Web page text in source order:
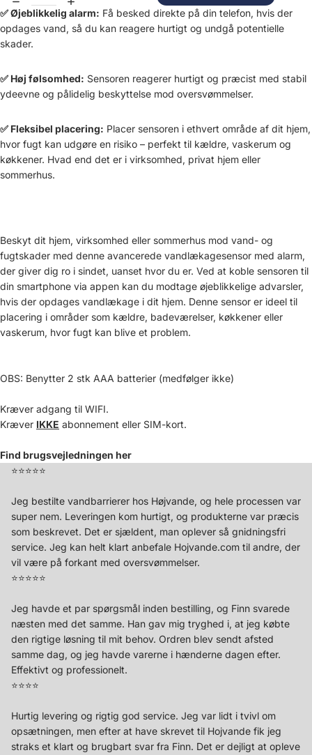
✅ Øjeblikkelig alarm: Få besked direkte på din telefon, hvis der
opdages vand, så du kan reagere hurtigt og undgå potentielle
skader.
✅ Høj følsomhed: Sensoren reagerer hurtigt og præcist med stabil
ydeevne og pålidelig beskyttelse mod oversvømmelser.
✅ Fleksibel placering: Placer sensoren i ethvert område af dit hjem,
hvor fugt kan udgøre en risiko – perfekt til kældre, vaskerum og
køkkener. Hvad end det er i virksomhed, privat hjem eller
sommerhus.
Beskyt dit hjem, virksomhed eller sommerhus mod vand- og
fugtskader med denne avancerede vandlækagesensor med alarm,
der giver dig ro i sindet, uanset hvor du er. Ved at koble sensoren til
din smartphone via appen kan du modtage øjeblikkelige advarsler,
hvis der opdages vandlækage i dit hjem. Denne sensor er ideel til
placering i områder som kældre, badeværelser, køkkener eller
vaskerum, hvor fugt kan blive et problem.
OBS: Benytter 2 stk AAA batterier (medfølger ikke)
Kræver adgang til WIFI.
Kræver IKKE abonnement eller SIM-kort.
Find brugsvejledningen her
⭐️⭐️⭐️⭐️⭐️
Jeg bestilte vandbarrierer hos Højvande, og hele processen var
super nem. Leveringen kom hurtigt, og produkterne var præcis
som beskrevet. Det er sjældent, man oplever så gnidningsfri
service. Jeg kan helt klart anbefale Hojvande.com til andre, der
vil være på forkant med oversvømmelser.
⭐️⭐️⭐️⭐️⭐️
Jeg havde et par spørgsmål inden bestilling, og Finn svarede
næsten med det samme. Han gav mig tryghed i, at jeg købte
den rigtige løsning til mit behov. Ordren blev sendt afsted
samme dag, og jeg havde varerne i hænderne dagen efter.
Effektivt og professionelt.
⭐️⭐️⭐️⭐️
Hurtig levering og rigtig god service. Jeg var lidt i tvivl om
opsætningen, men efter at have skrevet til Hojvande fik jeg
straks et klart og brugbart svar fra Finn. Det er dejligt at opleve